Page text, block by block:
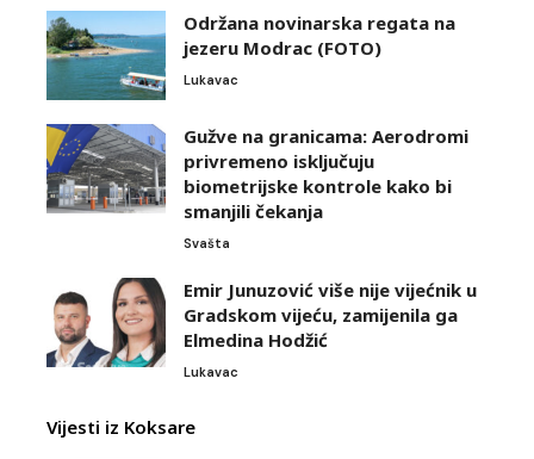
Održana novinarska regata na
jezeru Modrac (FOTO)
Lukavac
Gužve na granicama: Aerodromi
privremeno isključuju
biometrijske kontrole kako bi
smanjili čekanja
Svašta
Emir Junuzović više nije vijećnik u
Gradskom vijeću, zamijenila ga
Elmedina Hodžić
Lukavac
Vijesti iz Koksare